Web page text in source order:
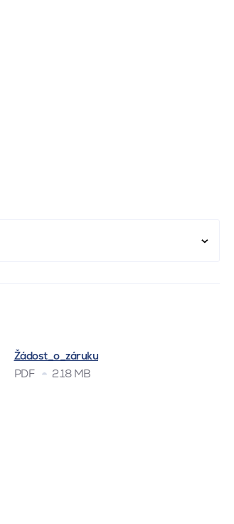
Žádost_o_záruku
PDF
2.18 MB